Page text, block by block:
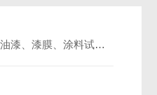
油漆、漆膜、涂料试验仪器